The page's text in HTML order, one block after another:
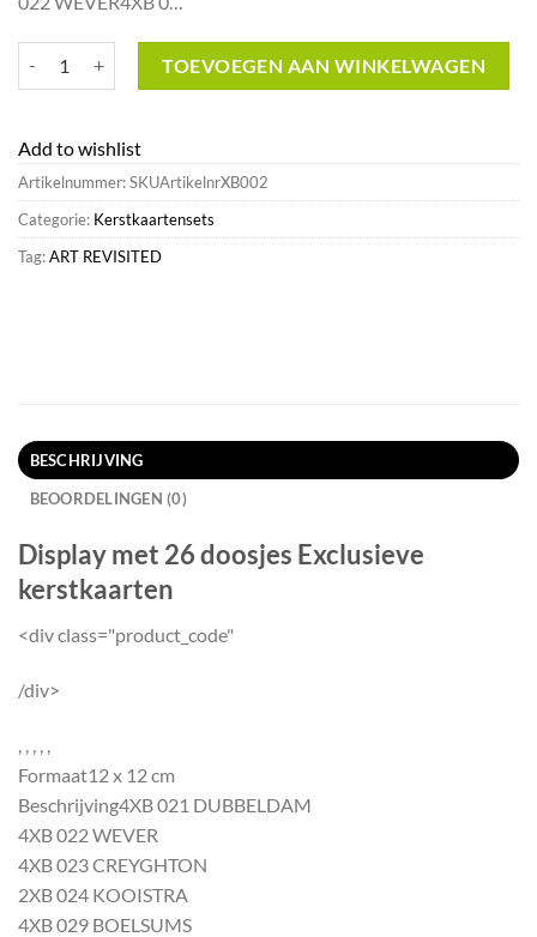
TOEVOEGEN AAN WINKELWAGEN
Add to wishlist
Artikelnummer:SKUArtikelnrXB002
Categorie: Kerstkaartensets
Tag:ART REVISITED
BESCHRIJVING
BEOORDELINGEN (0)
Display met 26 doosjes Exclusieve
kerstkaarten
<div class="product_code"
/div>
, , , , ,
Formaat12 x 12 cm
Beschrijving4XB 021 DUBBELDAM
4XB 022 WEVER
4XB 023 CREYGHTON
2XB 024 KOOISTRA
4XB 029 BOELSUMS